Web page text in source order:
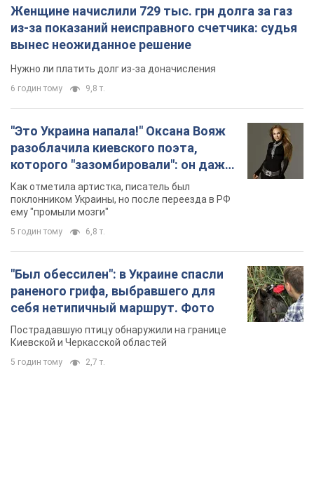
ему "промыли мозги"
5 годин тому 6,8 т.
"Был обессилен": в Украине спасли
раненого грифа, выбравшего для
себя нетипичный маршрут. Фото
Пострадавшую птицу обнаружили на границе
Киевской и Черкасской областей
5 годин тому 2,7 т.